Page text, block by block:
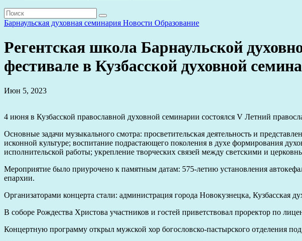
Барнаульская духовная семинария Новости Образование
Регентская школа Барнаульской
фестивале в Кузбасской духовной
Июн 5, 2023
4 июня в Кузбасской православной духовной семинарии состоялся V Летний
Основные задачи музыкального смотра: просветительская деятельность и
исконной культуре; воспитание подрастающего поколения в духе формирования
исполнительской работы; укрепление творческих связей между светскими и
Мероприятие было приурочено к памятным датам: 575-летию установления
епархии.
Организаторами концерта стали: администрация города Новокузнецка, Кузбасская
В соборе Рождества Христова участников и гостей приветствовал проректор по
Концертную программу открыл мужской хор богословско-пастырского отделения